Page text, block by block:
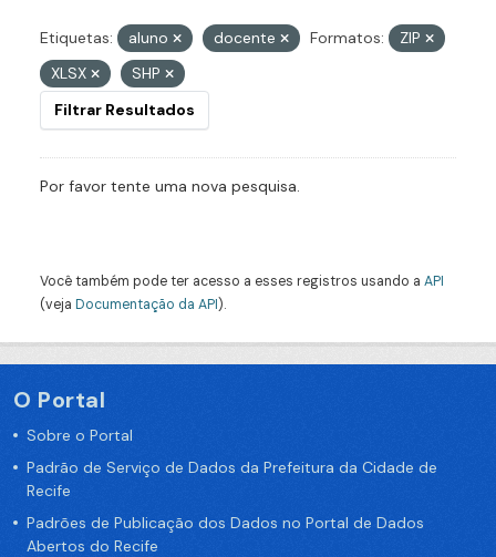
Etiquetas: aluno docente Formatos:
ZIP
XLSX
SHP
Filtrar Resultados
Por favor tente uma nova pesquisa.
Você também pode ter acesso a esses registros usando a API
(veja Documentação da API).
O Portal
Sobre o Portal
Padrão de Serviço de Dados da Prefeitura da Cidade de
Recife
Padrões de Publicação dos Dados no Portal de Dados
Abertos do Recife